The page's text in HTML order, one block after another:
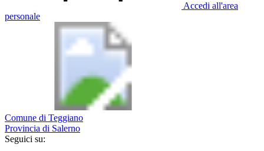
Accedi all'area
personale
Comune di Teggiano
Provincia di Salerno
Seguici su: